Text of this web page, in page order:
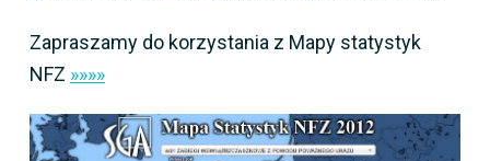
Zapraszamy do korzystania z Mapy statystyk
NFZ »»»»